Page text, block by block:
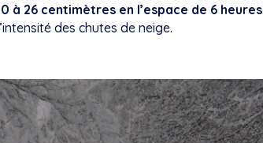
à 26 centimètres en l’espace de 6 heures
des chutes de neige.